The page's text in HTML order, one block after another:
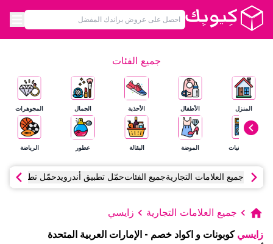
جميع الفئات
المنزل
الإلكترونيات
الأطفال
الموضة
الأحذية
البقالة
الجمال
عطور
المجوهرات
الرياضة
جميع العلامات التجاريةجميع الفئاتحمّل تطبيق أندرويدحمّل تطبيق آي
جميع العلامات التجارية زايسي
زايسي كوبونات و اكواد خصم - الإمارات العربية المتحدة